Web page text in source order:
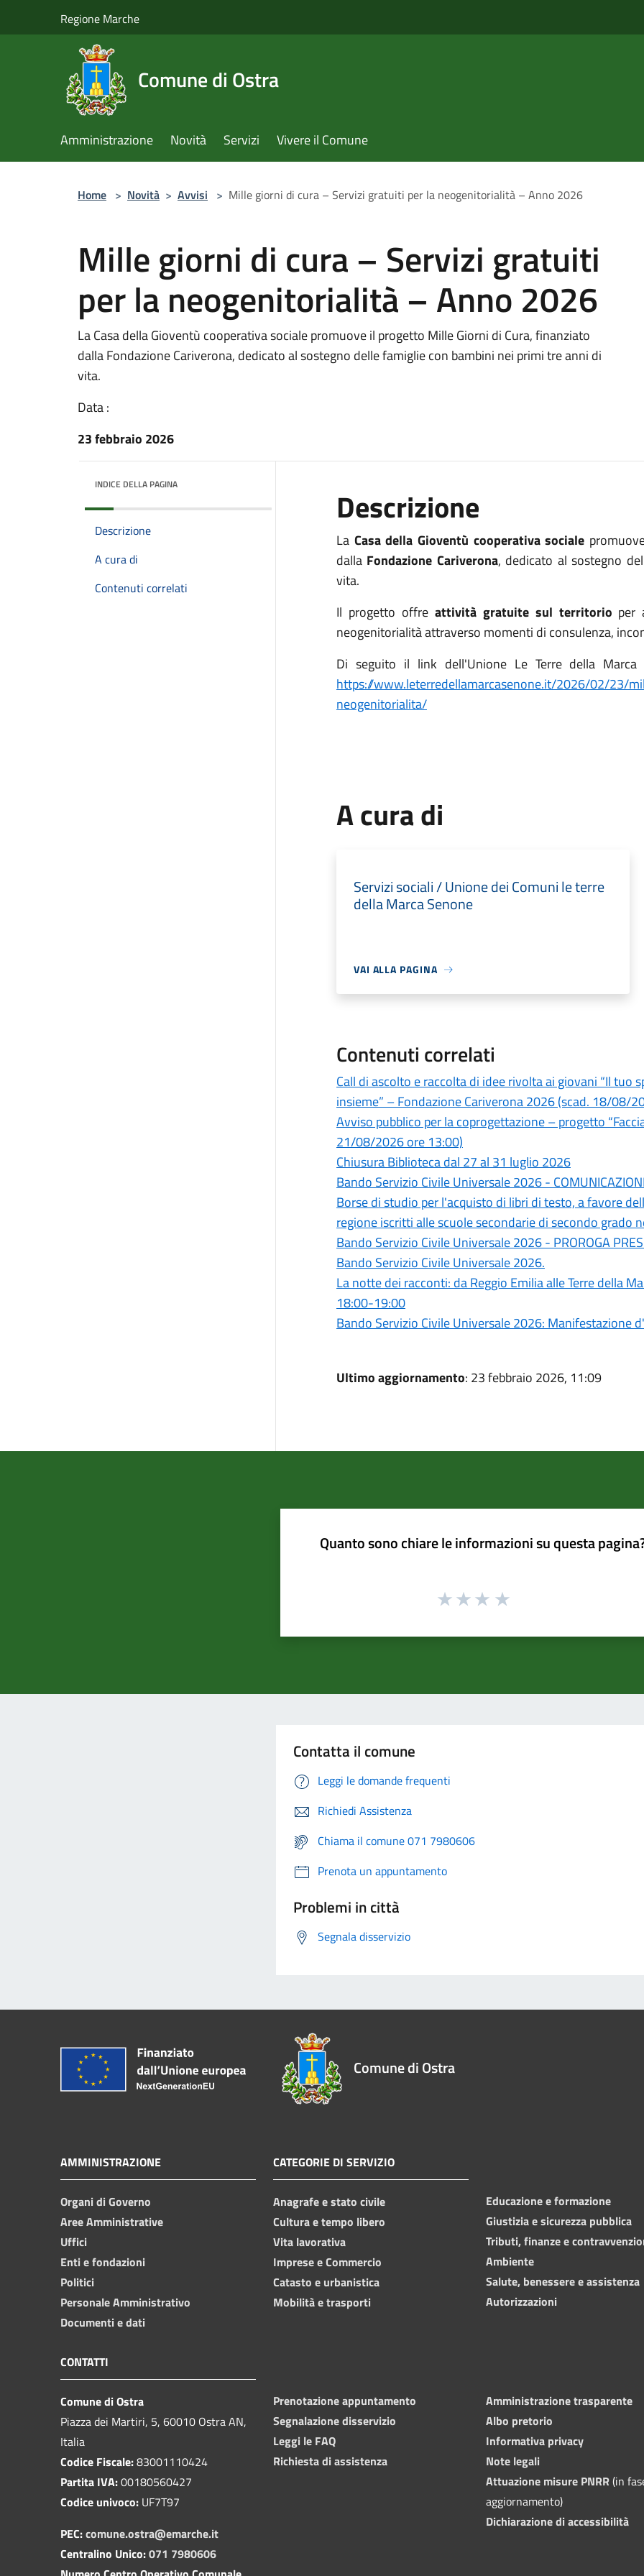
Regione Marche
Comune di Ostra
Amministrazione Novità Servizi Vivere il Comune
Home > Novità > Avvisi > Mille giorni di cura – Servizi gratuiti per la neogenitorialità – Anno 2026
Mille giorni di cura – Servizi gratuiti
per la neogenitorialità – Anno 2026
La Casa della Gioventù cooperativa sociale promuove il progetto Mille Giorni di Cura, finanziato
dalla Fondazione Cariverona, dedicato al sostegno delle famiglie con bambini nei primi tre anni di
vita.
Data :
23 febbraio 2026
INDICE DELLA PAGINA
Descrizione
A cura di
Contenuti correlati
Descrizione
La Casa della Gioventù cooperativa sociale
dalla Fondazione Cariverona, dedicato al sostegno
vita.
Il progetto offre attività gratuite sul territorio per
neogenitorialità attraverso momenti di consulenza,
Di seguito il link dell'Unione Le Terre della
https://www.leterredellamarcasenone.it/2026/02/23/
neogenitorialita/
A cura di
Servizi sociali / Unione dei Comuni le terre
della Marca Senone
VAI ALLA PAGINA
Contenuti correlati
Call di ascolto e raccolta di idee rivolta ai giovani “Il tuo
insieme” – Fondazione Cariverona 2026 (scad. 18/08/
Avviso pubblico per la coprogettazione – progetto
21/08/2026 ore 13:00)
Chiusura Biblioteca dal 27 al 31 luglio 2026
Bando Servizio Civile Universale 2026 -
Borse di studio per l'acquisto di libri di testo, a favore
regione iscritti alle scuole secondarie di secondo grado
Bando Servizio Civile Universale 2026 - PROROGA
Bando Servizio Civile Universale 2026.
La notte dei racconti: da Reggio Emilia alle Terre della
18:00-19:00
Bando Servizio Civile Universale 2026: Manifestazione
Ultimo aggiornamento: 23 febbraio 2026, 11:09
Quanto sono chiare le informazioni su questa
Contatta il comune
Leggi le domande frequenti
Richiedi Assistenza
Chiama il comune 071 7980606
Prenota un appuntamento
Problemi in città
Segnala disservizio
Comune di Ostra
AMMINISTRAZIONE
Organi di Governo
Aree Amministrative
Uffici
Enti e fondazioni
Politici
Personale Amministrativo
Documenti e dati
CATEGORIE DI SERVIZIO
Anagrafe e stato civile
Cultura e tempo libero
Vita lavorativa
Imprese e Commercio
Catasto e urbanistica
Mobilità e trasporti
Educazione e formazione
Giustizia e sicurezza pubblica
Tributi, finanze e
Ambiente
Salute, benessere e assistenza
Autorizzazioni
CONTATTI
Comune di Ostra
Piazza dei Martiri, 5, 60010 Ostra AN,
Italia
Codice Fiscale:83001110424
Partita IVA:00180560427
Codice univoco: UF7T97
PEC:comune.ostra@emarche.it
Centralino Unico:071 7980606
Prenotazione appuntamento
Segnalazione disservizio
Leggi le FAQ
Richiesta di assistenza
Amministrazione trasparente
Albo pretorio
Informativa privacy
Note legali
Attuazione misure PNRR(in
aggiornamento)
Dichiarazione di accessibilità